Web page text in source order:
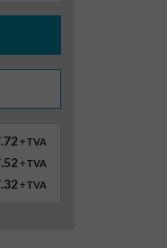
+ TVA
+ TVA
+ TVA